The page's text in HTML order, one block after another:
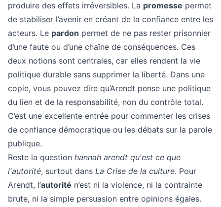
produire des effets irréversibles. La promesse permet
de stabiliser l’avenir en créant de la confiance entre les
acteurs. Le pardon permet de ne pas rester prisonnier
d’une faute ou d’une chaîne de conséquences. Ces
deux notions sont centrales, car elles rendent la vie
politique durable sans supprimer la liberté. Dans une
copie, vous pouvez dire qu’Arendt pense une politique
du lien et de la responsabilité, non du contrôle total.
C’est une excellente entrée pour commenter les crises
de confiance démocratique ou les débats sur la parole
publique.
Reste la question hannah arendt qu'est ce que
l'autorité, surtout dans La Crise de la culture. Pour
Arendt, l’autorité n’est ni la violence, ni la contrainte
brute, ni la simple persuasion entre opinions égales.